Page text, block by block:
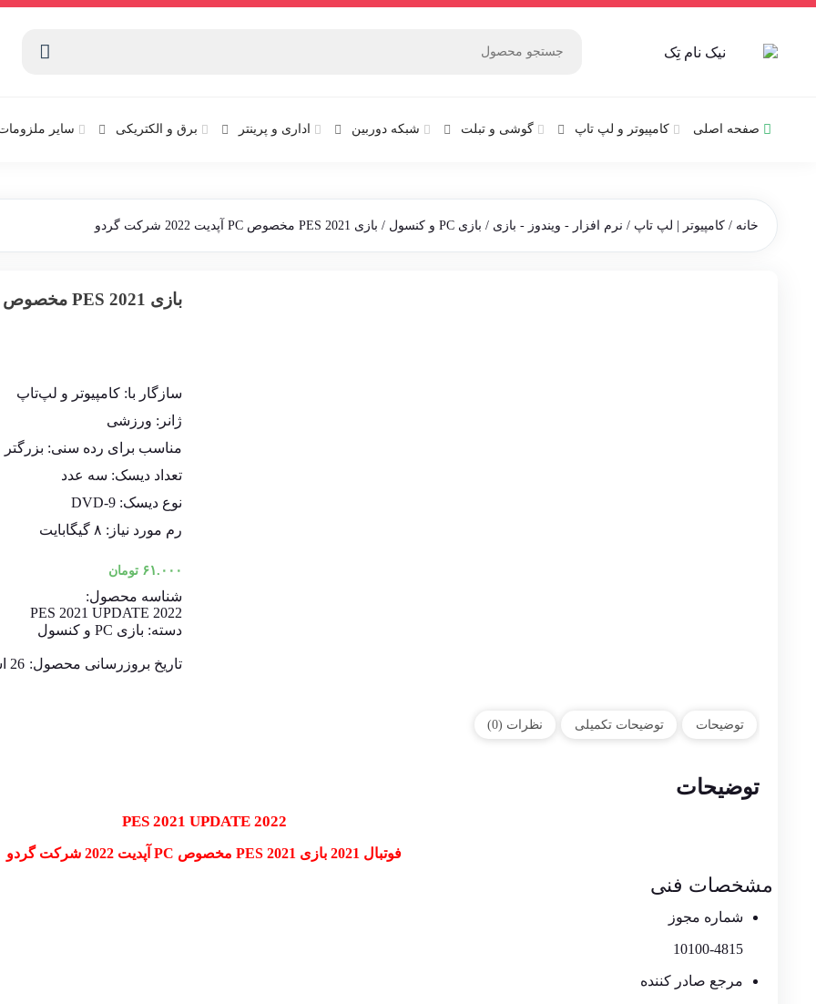
صفحه اصلی کامپیوتر و‌‌‌‌‌ لپ تاپ گوشی و تبلت شبکه دوربین اداری و پرینتر برق و الکتریکی سایر
خانه / کامپیوتر | لپ تاپ / نرم افزار - ویندوز - بازی / بازی PC و کنسول / بازی PES 2021 مخصوص PC آپدیت 2022 شرکت گردو
بازی PES 2021 مخصوص PC آپدیت 2022 شرکت گردو
سازگار با: کامپیوتر و لپ‌تاپ
ژانر: ورزشی
مناسب برای رده سنی: بزرگتر از ۳
تعداد دیسک: سه عدد
نوع دیسک: DVD-9
رم مورد نیاز: ۸ گیگابایت
۶۱.۰۰۰ تومان
شناسه محصول:
PES 2021 UPDATE 2022
دسته: بازی PC و کنسول
تاریخ بروزرسانی محصول: 26 اسفند 1400
توضیحات توضیحات تکمیلی نظرات (0)
توضیحات
PES 2021 UPDATE 2022
فوتبال 2021 بازی PES 2021 مخصوص PC آپدیت 2022 شرکت گردو
مشخصات فنی
شماره مجوز
10100-4815
مرجع صادر کننده